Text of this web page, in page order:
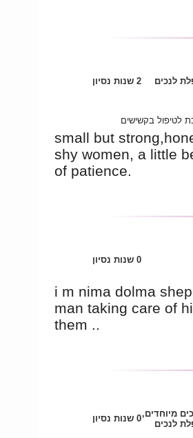
לנכים
2 שנות נסיון
לטיפול בקשישים
small but
shy women, a little
of patience.
0 שנות נסיון
i m nima dolma
man taking care of
them ..
מיוחדים,
לנכים
0 שנות נסיון